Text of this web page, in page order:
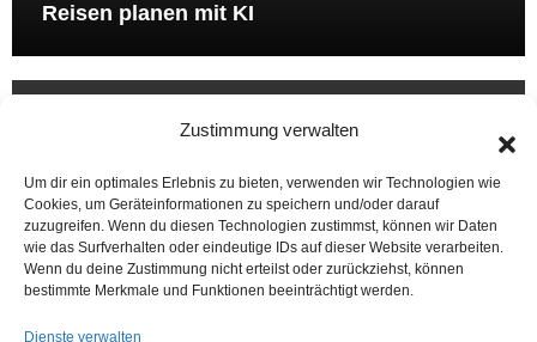
Zustimmung verwalten
Um dir ein optimales Erlebnis zu bieten, verwenden wir Technologien wie
Cookies, um Geräteinformationen zu speichern und/oder darauf
zuzugreifen. Wenn du diesen Technologien zustimmst, können wir Daten
wie das Surfverhalten oder eindeutige IDs auf dieser Website verarbeiten.
Wenn du deine Zustimmung nicht erteilst oder zurückziehst, können
bestimmte Merkmale und Funktionen beeinträchtigt werden.
Dienste verwalten
Reisen planen mit KI
Alltag heute
KI ausprobieren